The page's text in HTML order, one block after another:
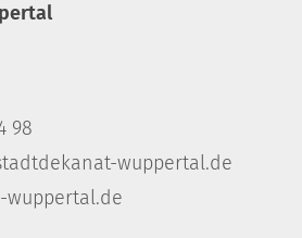
98
wuppertal.de
wuppertal.de